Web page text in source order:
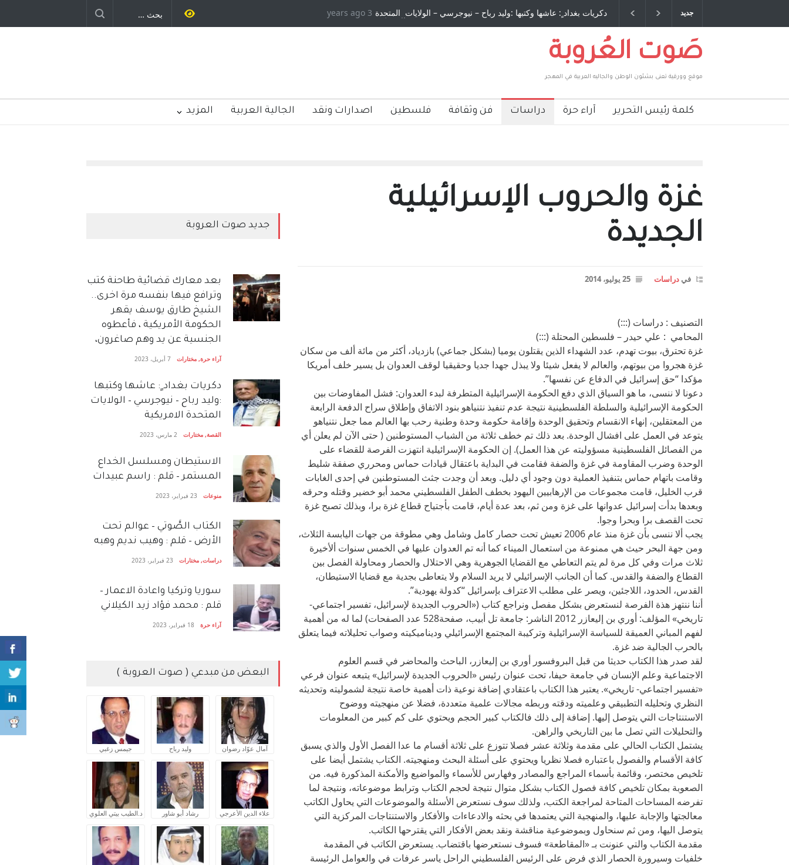
جديد الاستيطان ومسلسل الخداع المستمر - قلم : راسم عبيدات بغداد ٍ: عاشها وكتبها :وليد رباح – نيوجرسي – الولايات المتحدة
الامريكية
صَوت العُروبة
موقع وورقية تعنى بشئون الوطن والجاليه العربية في المهجر
كلمة رئيس التحرير آراء حرة دراسات فن وثقافة فلسطين اصدارات ونقد الجالية العربية المزيد
غزة والحروب الإسرائيلية
الجديدة
في دراسات 25 يوليو، 2014
التصنيف : دراسات (:::)
المحامي : علي حيدر – فلسطين المحتلة (:::)
غزة تحترق، بيوت تهدم، عدد الشهداء الذين يقتلون يوميا (بشكل جماعي) بازدياد، أكثر من مائة ألف من سكان
غزة هجروا من بيوتهم، والعالم لا يفعل شيئا ولا يبذل جهدا جديا وحقيقيا لوقف العدوان بل يسير خلف أمريكا
مؤكدا “حق إسرائيل في الدفاع عن نفسها”.
دعونا لا ننسى، ما هو السياق الذي دفع الحكومة الإسرائيلية المتطرفة لبدء العدوان: فشل المفاوضات بين
الحكومة الإسرائيلية والسلطة الفلسطينية نتيجة عدم تنفيذ نتنياهو بنود الاتفاق وإطلاق سراح الدفعة الرابعة
من المعتقلين، إنهاء الانقسام وتحقيق الوحدة وإقامة حكومة وحدة وطنية رحب بها العالم مما جعل نتنياهو
يتوعد في العمل على افشال الوحدة. بعد ذلك تم خطف ثلاثة من الشباب المستوطنين ( حتى الآن لم يعلن أي
من الفصائل الفلسطينية مسؤوليته عن هذا العمل). إن الحكومة الإسرائيلية انتهزت الفرصة للقضاء على
الوحدة وضرب المقاومة في غزة والضفة فقامت في البداية باعتقال قيادات حماس ومحرري صفقة شليط
وقامت باتهام حماس بتنفيذ العملية دون وجود أي دليل. وبعد أن وجدت جثث المستوطنين في إحدى الغابات
قرب الخليل، قامت مجموعات من الإرهابيين اليهود بخطف الطفل الفلسطيني محمد أبو خضير وقتله وحرقه
وبعدها بدأت إسرائيل عدوانها على غزة ومن ثم، بعد عدة أيام، قامت بأجتياح قطاع غزة برا، وبذلك تصبح غزة
تحت القصف برا وبحرا وجوا.
يجب ألا ننسى بأن غزة منذ عام 2006 تعيش تحت حصار كامل وشامل وهي مطوقة من جهات اليابسة الثلاث،
ومن جهة البحر حيث هي ممنوعة من استعمال الميناء كما أنه تم العدوان عليها في الخمس سنوات ألأخيرة
ثلاث مرات وفي كل مرة لم يتم التعاطي مع القضايا الجوهرية وهي الاحتلال والحصار ومحاولة الفصل بين
القطاع والضفة والقدس. كما أن الجانب الإسرائيلي لا يريد السلام ولا يتعاطى بجدية مع قضايا الاستيطان،
القدس، الحدود، اللاجئين، ويصر على مطلب الاعتراف بإسرائيل “كدولة يهودية”.
أننا ننتهز هذة الفرصة لنستعرض بشكل مفصل ونراجع كتاب («الحروب الجديدة لإسرائيل، تفسير اجتماعي-
تاريخي» المؤلف: أوري بن إليعازر 2012 الناشر: جامعة تل أبيب، صفحة528 عدد الصفحات) لما له من أهمية
لفهم المباني العميقة للسياسة الإسرائيلية وتركيبة المجتمع الإسرائيلي وديناميكيته وصواب تحليلاته فيما يتعلق
بالحرب الجالية ضد غزة.
لقد صدر هذا الكتاب حديثا من قبل البروفسور أوري بن إليعازر، الباحث والمحاضر في قسم العلوم
الاجتماعية وعلم الإنسان في جامعة حيفا، تحت عنوان رئيس «الحروب الجديدة لإسرائيل» يتبعه عنوان فرعي
«تفسير اجتماعي- تاريخي». يعتبر هذا الكتاب باعتقادي إضافة نوعية ذات أهمية خاصة نتيجة لشموليته وتحديثه
النظري وتحليله التطبيقي وعلميته ودقته وربطه مجالات علمية متعددة، فضلا عن منهجيته ووضوح
الاستنتاجات التي يتوصل إليها. إضافة إلى ذلك فالكتاب كبير الحجم ويحتوي على كم كبير من المعلومات
والتحليلات التي تصل ما بين التاريخي والراهن.
يشتمل الكتاب الحالي على مقدمة وثلاثة عشر فصلا تتوزع على ثلاثة أقسام ما عدا الفصل الأول والذي يسبق
كافة الأقسام والفصول باعتباره فصلا نظريا ويحتوي على أسئلة البحث ومنهجيته. الكتاب يشتمل أيضا على
تلخيص مختصر، وقائمة بأسماء المراجع والمصادر وفهارس للأسماء والمواضيع والأمكنة المذكورة فيه. من
الصعوبة بمكان تلخيص كافة فصول الكتاب بشكل متوال نتيجة لحجم الكتاب وترابط موضوعاته، ونتيجة لما
تفرضه المساحات المتاحة لمراجعة الكتب، ولذلك سوف نستعرض الأسئلة والموضوعات التي يحاول الكاتب
معالجتها والإجابة عليها، والمنهجية التي يعتمدها في بحثه والادعاءات والأفكار والاستنتاجات المركزية التي
يتوصل اليها، ومن ثم سنحاول وبموضوعية مناقشة ونقد بعض الأفكار التي يقترحها الكاتب.
مقدمة الكتاب والتي عنونت بـ «المقاطعة» فسوف نستعرضها باقتضاب. يستعرض الكاتب في المقدمة
خلفيات وسيرورة الحصار الذي فرض على الرئيس الفلسطيني الراحل ياسر عرفات في والعوامل الرئيسة
جديد صوت العروبة
بعد معارك قضائية طاحنة كتب
وترافع فيها بنفسه مرة اخرى..
الشيخ طارق يوسف يقهر
الحكومة الأمريكية ، فأعطوه
الجنسية عن يد وهم صاغرون،
آراء حرة, مختارات 7 أبريل، 2023
دكريات بغداد ٍ: عاشها وكتبها
:وليد رباح – نيوجرسي – الولايات
المتحدة الامريكية
القصة, مختارات 2 مارس، 2023
الاستيطان ومسلسل الخداع
المستمر – قلم : راسم عبيدات
منوعات 23 فبراير، 2023
الكتاب الصَّوتي – عوالم تحت
الأرض – قلم : وهيب نديم وهبه
دراسات, مختارات 23 فبراير، 2023
سوريا وتركيا واعادة الاعمار –
قلم : محمد فؤاد زيد الكيلاني
آراء حرة 18 فبراير، 2023
البعض من مبدعي ( صوت العروبة )
آمال عوّاد رضوان وليد رباح جيمس زغبي
علاء الدين الأعرجي رشاد أبو شاور د.الطيب بيتي العلوي